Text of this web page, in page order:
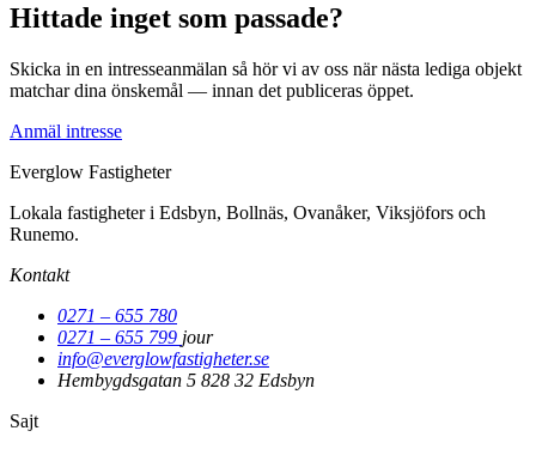
Hittade inget som passade?
Skicka in en intresseanmälan så hör vi av oss när nästa lediga objekt
matchar dina önskemål — innan det publiceras öppet.
Anmäl intresse
Everglow Fastigheter
Lokala fastigheter i Edsbyn, Bollnäs, Ovanåker, Viksjöfors och
Runemo.
Kontakt
0271 – 655 780
0271 – 655 799 jour
info@everglowfastigheter.se
Hembygdsgatan 5 828 32 Edsbyn
Sajt